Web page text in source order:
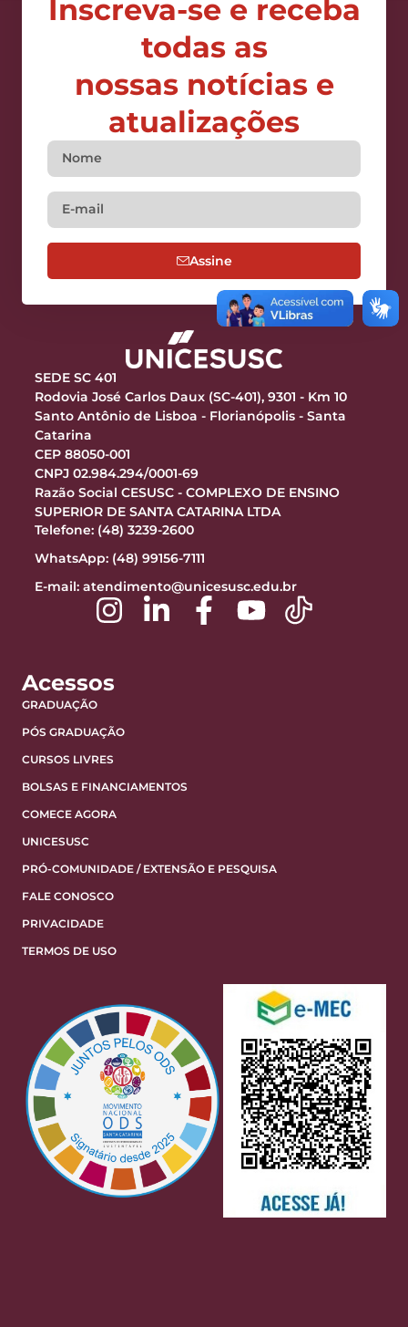
Inscreva-se e receba
todas as
nossas notícias e
atualizações
Assine
SEDE SC 401
Rodovia José Carlos Daux (SC-401), 9301 - Km 10
Santo Antônio de Lisboa - Florianópolis - Santa
Catarina
CEP 88050-001
CNPJ 02.984.294/0001-69
Razão Social CESUSC - COMPLEXO DE ENSINO
SUPERIOR DE SANTA CATARINA LTDA
Telefone: (48) 3239-2600
WhatsApp: (48) 99156-7111
E-mail: atendimento@unicesusc.edu.br
Acessos
GRADUAÇÃO
PÓS GRADUAÇÃO
CURSOS LIVRES
BOLSAS E FINANCIAMENTOS
COMECE AGORA
UNICESUSC
PRÓ-COMUNIDADE / EXTENSÃO E PESQUISA
FALE CONOSCO
PRIVACIDADE
TERMOS DE USO